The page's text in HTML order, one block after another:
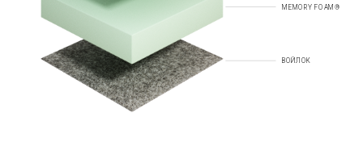
MEMORY FOAM®
ВОЙЛОК